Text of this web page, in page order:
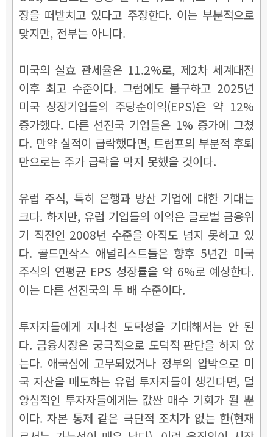
장을 떠받치고 있다고 주장한다. 이는 부분적으로
맞지만, 전부는 아니다.
미국의 실효 관세율은 11.2%로, 제2차 세계대전
이후 최고 수준이다. 그럼에도 불구하고 2025년
미국 상장기업들의 주당순이익(EPS)은 약 12%
증가했다. 다른 선진국 기업들은 1% 증가에 그쳤
다. 만약 실적이 급락했다면, 트럼프의 부분적 후퇴
만으로는 주가 급락을 막지 못했을 것이다.
유럽 주식, 특히 은행과 방산 기업에 대한 기대는
크다. 하지만, 유럽 기업들의 이익은 글로벌 금융위
기 직전인 2008년 수준을 아직도 넘지 못하고 있
다. 골드만삭스 애널리스트들은 향후 5년간 미국
주식의 연평균 EPS 성장률을 약 6%로 예상한다.
이는 다른 선진국의 두 배 수준이다.
투자자들에게 지나친 도덕성을 기대해서는 안 된
다. 금융시장은 궁극적으로 도덕적 판단을 하지 않
는다. 애국심에 고무되었거나 정부의 압박으로 미
국 자산을 매도하는 유럽 투자자들이 생긴다면, 덜
양심적인 투자자들에게는 값싼 매수 기회가 될 뿐
이다. 자본 통제 같은 극단적 조치가 없는 한(현재